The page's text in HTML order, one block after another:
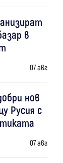
в
07 авг
нов
Русия с
07 авг